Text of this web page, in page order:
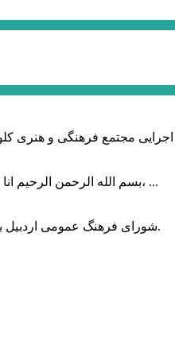
بسم الله الرحمن الرحیم انا لله و انا الیه راجعون با نهایت تاثر و تاسف باخبر شدیم هنرمند برجسته ایران و فرزند اردبیل، ...
شورای فرهنگ عمومی اردبیل با توجه به ترکیب اعضا و رویکرد عملیاتی، می‌تواند الگویی برای سایر استان‌های کشور باشد.